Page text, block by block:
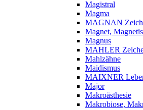
Magistral
Magma
MAGNAN
Magnet,
Magnus
MAHLER
Mahlzähne
Maidismus
MAIXNER
Major
Makroästhesie
Makrobiose,